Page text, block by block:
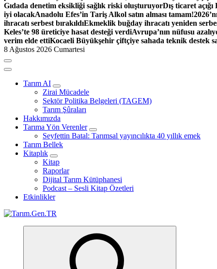
Gıdada denetim eksikliği sağlık riski oluşturuyorDış ticaret
iyi olacakAnadolu Efes’in Tariş Alkol satın alması tamam!
ihracatı serbest bırakıldıEkmeklik buğday ihracatı yeniden
Keles’te 98 üreticiye hasat desteği verdiAvrupa’nın nüfusu
verim elde ettiKocaeli Büyükşehir çiftçiye sahada teknik destek
8 Ağustos 2026 Cumartesi
Tarım AI
Zirai Mücadele
Sektör Politika Belgeleri (TAGEM)
Tarım Şûraları
Hakkımızda
Tarıma Yön Verenler
Seyfettin Batal: Tarımsal yayıncılıkta 40 yıllık emek
Tarım Bellek
Kitaplık
Kitap
Raporlar
Dijital Tarım Kütüphanesi
Podcast – Sesli Kitap Özetleri
Etkinlikler
Türk Tarımının İnternetteki Adresi